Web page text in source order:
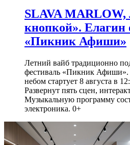
SLAVA
кнопкой». Елагин
«Пикник Афиши»
Летний вайб традиционно
фестиваль «Пикник
небом стартует 8 августа в
Развернут пять сцен,
Музыкальную программу
электроника. 0+